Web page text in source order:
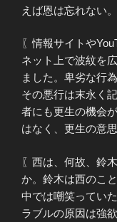
えば恩は忘れない
〖情報サイトや
ネット上で波紋を
ました。卑劣な行
その悪行は末永く
者にも更生の機会
はなく、更生の意
〖西は、何故、鈴
か。鈴木は西のこ
中では嘲笑ってい
ラブルの原因は強